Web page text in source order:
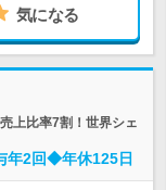
気になる
上比率7割！世界シェ
年2回◆年休125日